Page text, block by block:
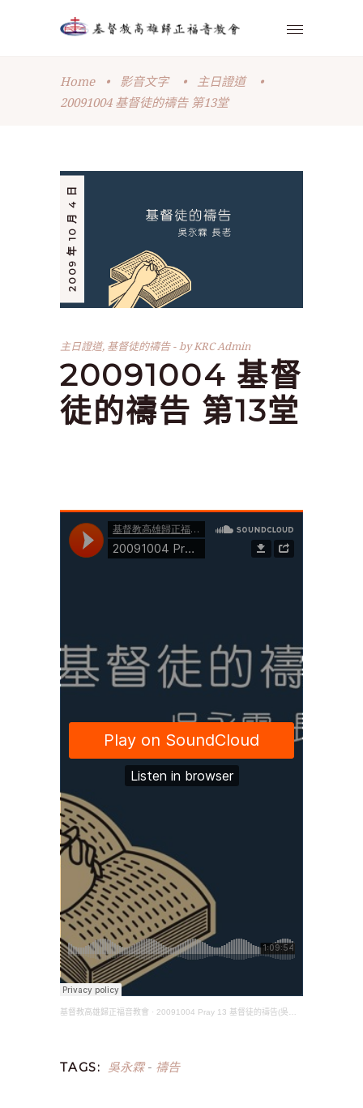
Home • 影音文字 • 主日證道
•
20091004 基督徒的禱告 第13堂
2009 年 10 月 4 日
主日證道, 基督徒的禱告 byKRC Admin
20091004 基督
徒的禱告 第13堂
基督教高雄歸正福音教會 · 20091004 Pray 13 基督徒的禱告(吳永霖長老)
TAGS: 吳永霖- 禱告